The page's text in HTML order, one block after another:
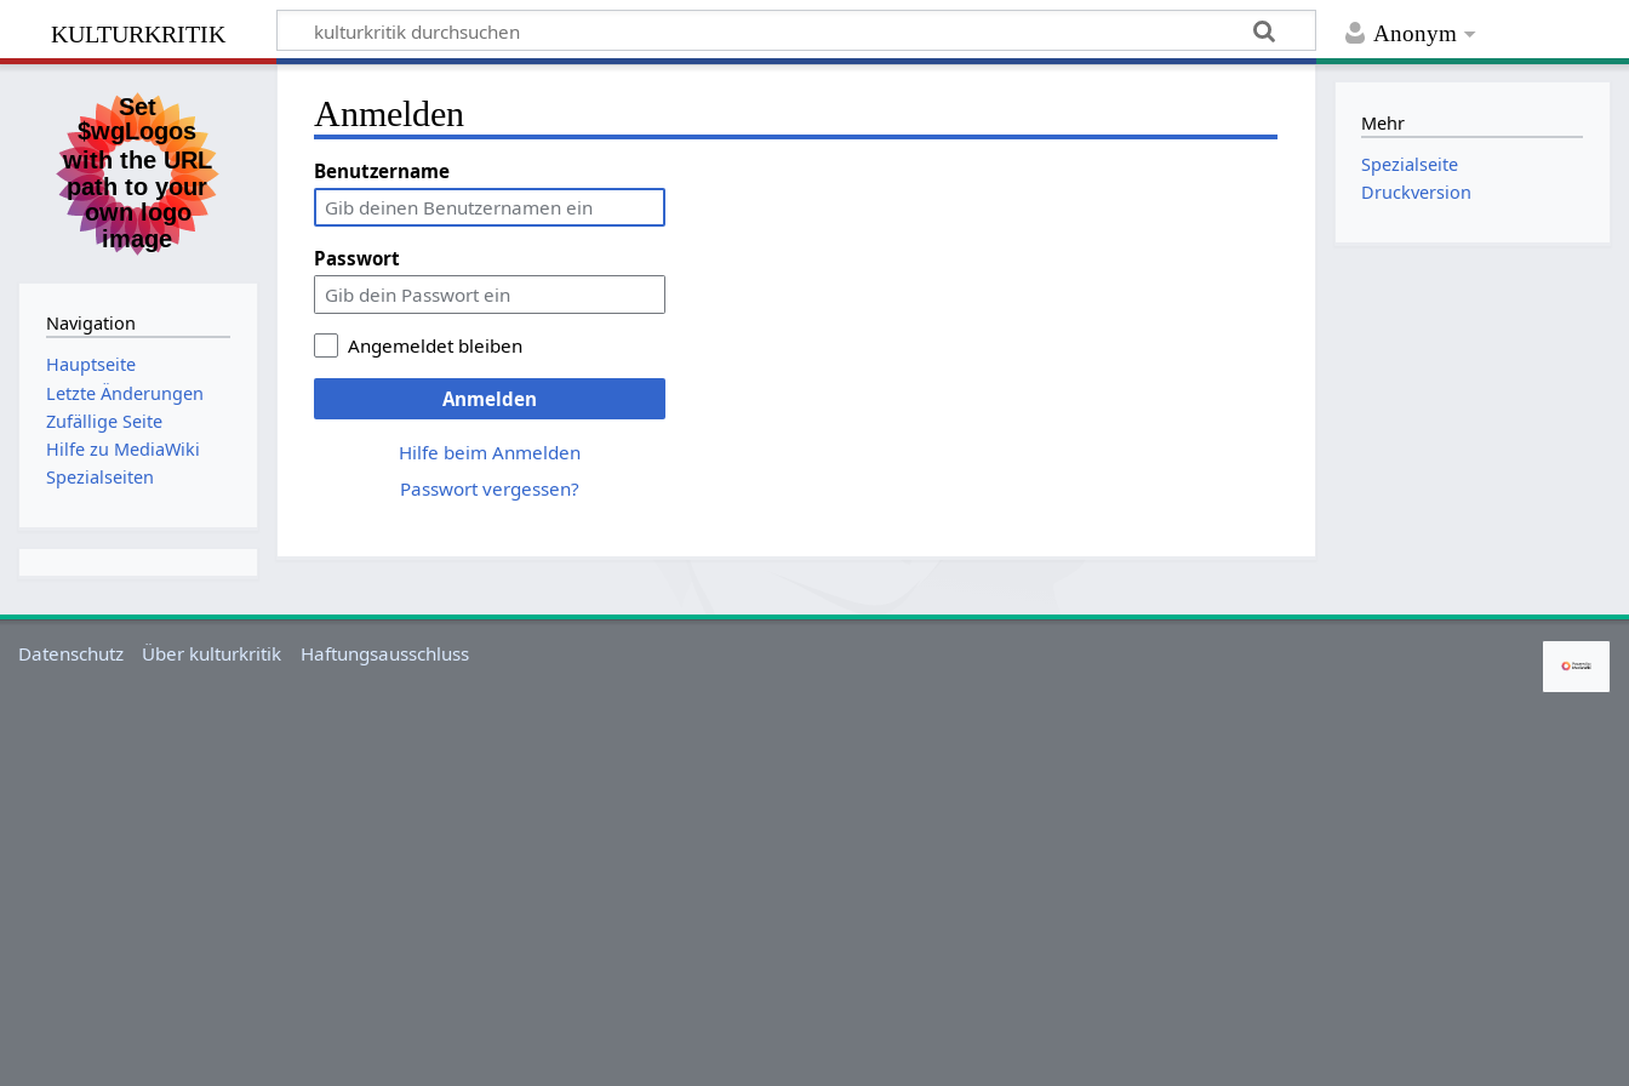
Anonym
kulturkritik
Anmelden
Benutzername
Passwort
Angemeldet bleiben
Anmelden
Hilfe beim Anmelden
Passwort vergessen?
Navigation
Hauptseite
Letzte Änderungen
Zufällige Seite
Hilfe zu MediaWiki
Spezialseiten
Mehr
Spezialseite
Druckversion
Datenschutz Über kulturkritik Haftungsausschluss